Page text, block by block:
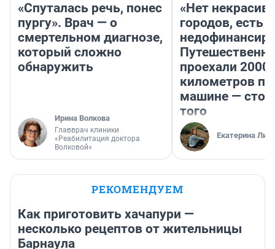
«Спуталась речь, понес
пургу». Врач — о
смертельном диагнозе,
который сложно
обнаружить
Ирина Волкова
Главврач клиники
«Реабилитация доктора
Волковой»
«Нет
городов, есть
проехали 2000
километров по
машине —
того
Екатерина
РЕКОМЕНДУЕМ
Как приготовить хачапури —
несколько рецептов от жительницы
Барнаула